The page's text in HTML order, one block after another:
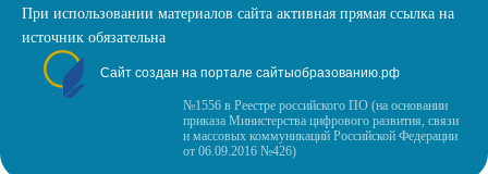
При использовании материалов сайта активная прямая ссылка на
источник обязательна
Сайт создан на портале сайтыобразованию.рф
№1556 в Реестре российского ПО (на основании
приказа Министерства цифрового развития, связи
и массовых коммуникаций Российской Федерации
от 06.09.2016 №426)